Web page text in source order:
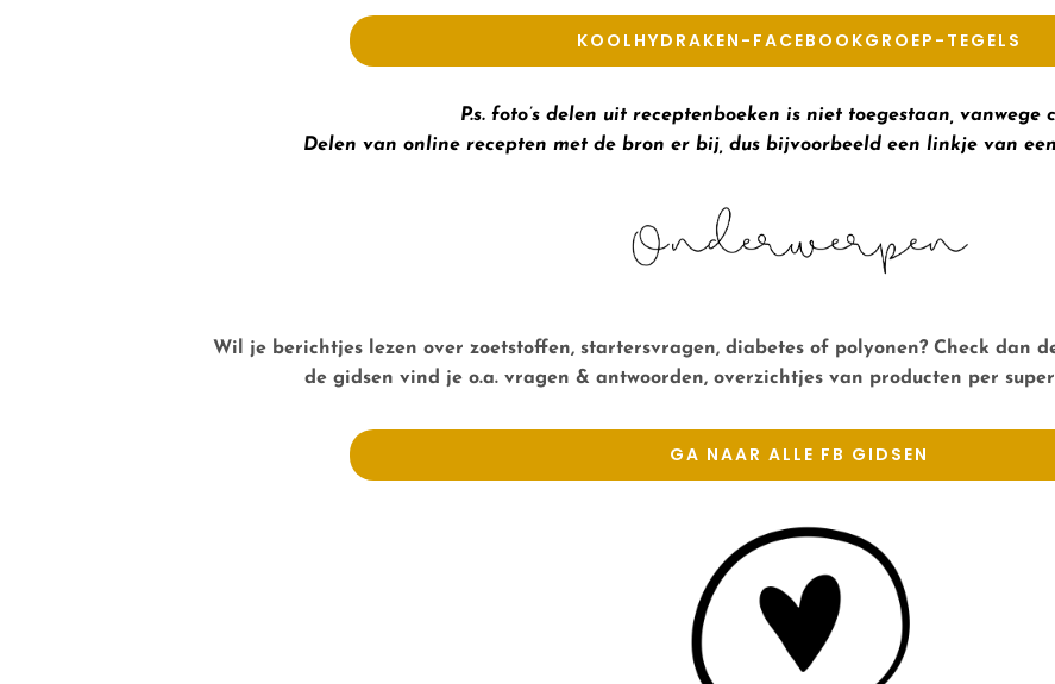
KOOLHYDRAKEN-FACEBOOKGROEP-TEGELS
P.s. foto’s delen uit receptenboeken is niet toegestaan, vanwege
Delen van online recepten met de bron er bij, dus bijvoorbeeld een linkje van
Wil je berichtjes lezen over zoetstoffen, startersvragen, diabetes of polyonen? Check dan
de gidsen vind je o.a. vragen & antwoorden, overzichtjes van producten per
GA NAAR ALLE FB GIDSEN